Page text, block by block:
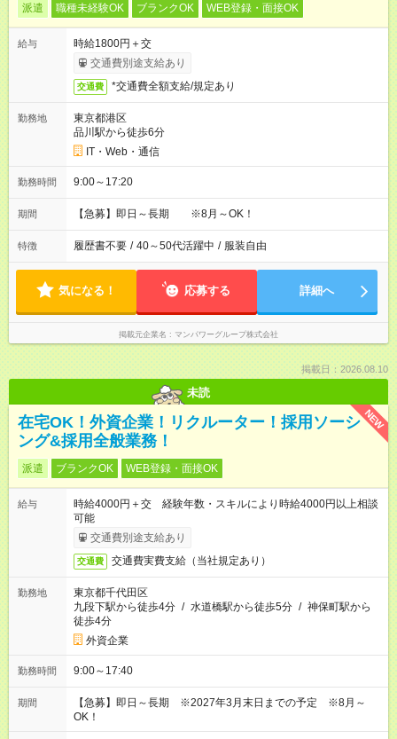
派遣 職種未経験OK ブランクOK WEB登録・面接OK
給与
時給1800円＋交
交通費別途支給あり
交通費 *交通費全額支給/規定あり
勤務地
東京都港区
品川駅から徒歩6分
IT・Web・通信
勤務時間 9:00～17:20
期間 【急募】即日～長期 ※8月～OK！
特徴 履歴書不要 / 40～50代活躍中 / 服装自由
気になる！ 応募する 詳細へ
掲載元企業名 マンパワーグループ株式会社
掲載日：2026.08.10
未読
NEW
在宅OK！外資企業！リクルーター！採用ソーシ
ング&採用全般業務！
派遣 ブランクOK WEB登録・面接OK
給与
時給4000円＋交 経験年数・スキルにより時給4000円以上相談
可能
交通費別途支給あり
交通費 交通費実費支給（当社規定あり）
勤務地
東京都千代田区
九段下駅から徒歩4分 / 水道橋駅から徒歩5分 / 神保町駅から
徒歩4分
外資企業
勤務時間 9:00～17:40
期間
【急募】即日～長期 ※2027年3月末日までの予定 ※8月～
OK！